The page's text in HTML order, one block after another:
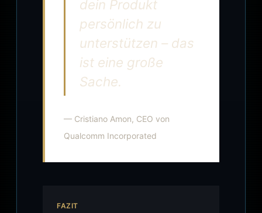
dein Produkt
persönlich zu
unterstützen – das
ist eine große
Sache.
— Cristiano Amon, CEO von
Qualcomm Incorporated
FAZIT